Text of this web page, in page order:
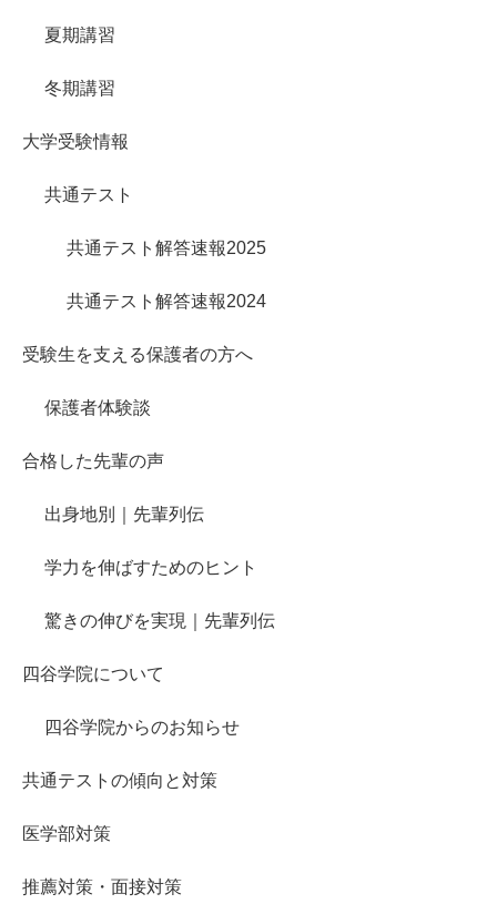
夏期講習
冬期講習
大学受験情報
共通テスト
共通テスト解答速報2025
共通テスト解答速報2024
受験生を支える保護者の方へ
保護者体験談
合格した先輩の声
出身地別｜先輩列伝
学力を伸ばすためのヒント
驚きの伸びを実現｜先輩列伝
四谷学院について
四谷学院からのお知らせ
共通テストの傾向と対策
医学部対策
推薦対策・面接対策